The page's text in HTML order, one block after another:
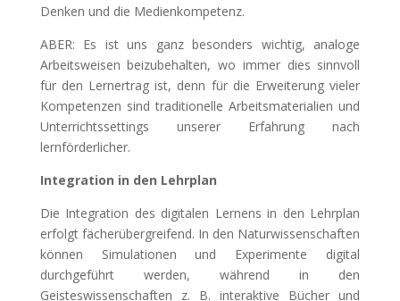
Denken und die Medienkompetenz.
ABER: Es ist uns ganz besonders wichtig, analoge
Arbeitsweisen beizubehalten, wo immer dies sinnvoll
für den Lernertrag ist, denn für die Erweiterung vieler
Kompetenzen sind traditionelle Arbeitsmaterialien und
Unterrichtssettings unserer Erfahrung nach
lernförderlicher.
Integration in den Lehrplan
Die Integration des digitalen Lernens in den Lehrplan
erfolgt fächerübergreifend. In den Naturwissenschaften
können Simulationen und Experimente digital
durchgeführt werden, während in den
Geisteswissenschaften z. B. interaktive Bücher und